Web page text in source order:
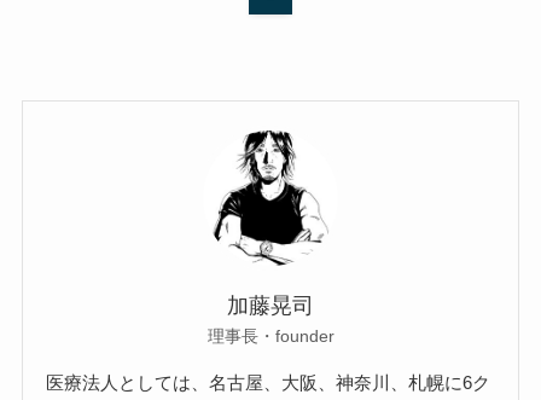
加藤晃司
理事長・founder
医療法人としては、名古屋、大阪、神奈川、札幌に6ク